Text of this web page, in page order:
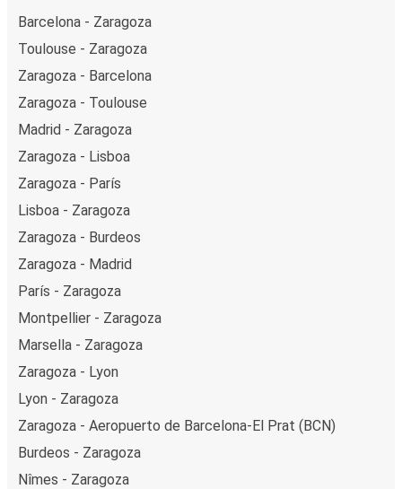
Barcelona - Zaragoza
Toulouse - Zaragoza
Zaragoza - Barcelona
Zaragoza - Toulouse
Madrid - Zaragoza
Zaragoza - Lisboa
Zaragoza - París
Lisboa - Zaragoza
Zaragoza - Burdeos
Zaragoza - Madrid
París - Zaragoza
Montpellier - Zaragoza
Marsella - Zaragoza
Zaragoza - Lyon
Lyon - Zaragoza
Zaragoza - Aeropuerto de Barcelona-El Prat (BCN)
Burdeos - Zaragoza
Nîmes - Zaragoza